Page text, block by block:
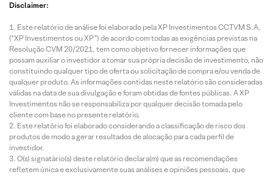
Disclaimer:
Este relatório de análise foi elaborado pela XP Investimentos CCTVM S.A.
(“XP Investimentos ou XP”) de acordo com todas as exigências previstas na
Resolução CVM 20/2021, tem como objetivo fornecer informações que
possam auxiliar o investidor a tomar sua própria decisão de investimento, não
constituindo qualquer tipo de oferta ou solicitação de compra e/ou venda de
qualquer produto. As informações contidas neste relatório são consideradas
válidas na data de sua divulgação e foram obtidas de fontes públicas. A XP
Investimentos não se responsabiliza por qualquer decisão tomada pelo
cliente com base no presente relatório.
Este relatório foi elaborado considerando a classificação de risco dos
produtos de modo a gerar resultados de alocação para cada perfil de
investidor.
O(s) signatário(s) deste relatório declara(m) que as recomendações
refletem única e exclusivamente suas análises e opiniões pessoais, que